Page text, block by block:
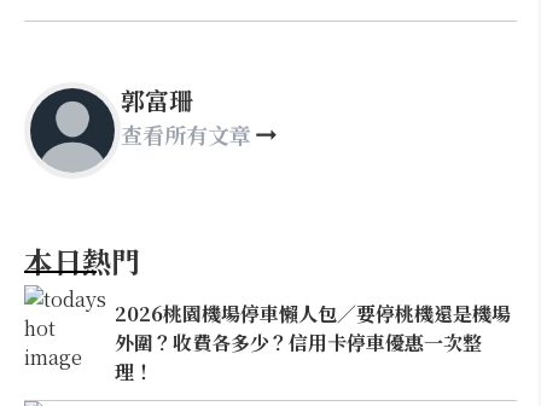
郭富珊
查看所有文章
本日熱門
2026桃園機場停車懶人包／要停桃機還是機場
外圍？收費各多少？信用卡停車優惠一次整
理！